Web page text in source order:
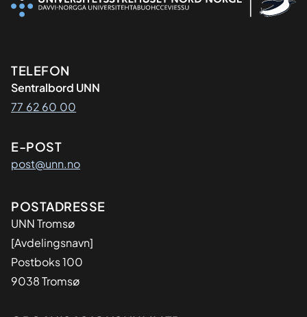
Kontaktinformasjon
TELEFON
Sentralbord UNN
77 62 60 00
E-POST
post@unn.no
Adresse
POSTADRESSE
UNN Tromsø
[Avdelingsnavn]
Postboks 100
9038 Tromsø